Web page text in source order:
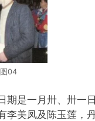
04
是一月卅、卅一
美凤及陈玉莲，